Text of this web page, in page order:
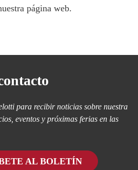
página web.
para recibir noticias sobre nuestra
eventos y próximas ferias en las
AL BOLETÍN